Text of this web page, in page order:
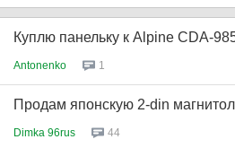
Куплю панельку к Alpine CDA-
Antonenko 1
Продам японскую 2-din
Dimka 96rus 44